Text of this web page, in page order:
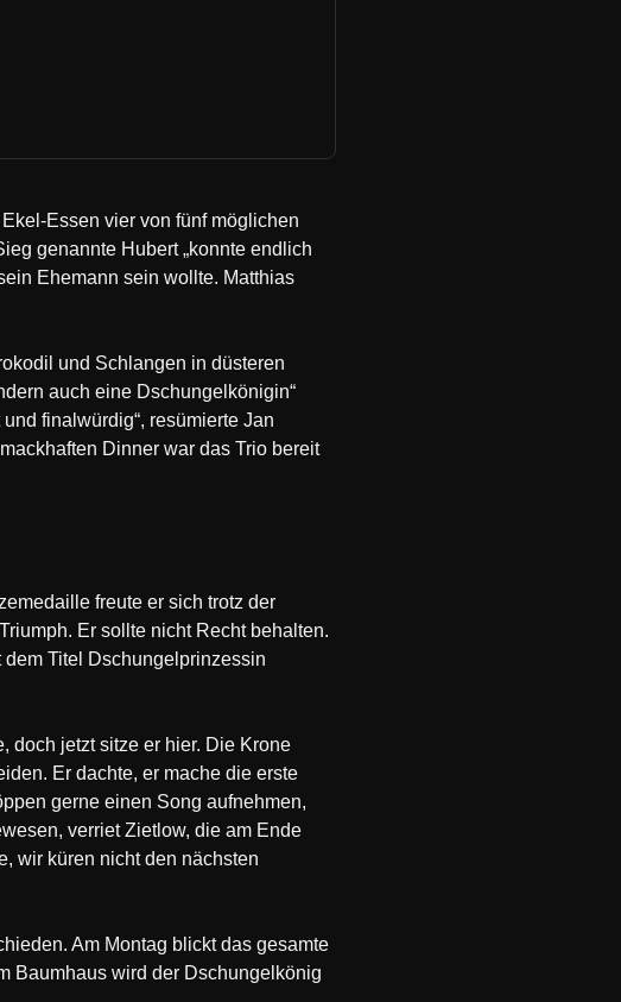
Essen vier von fünf möglichen
genannte Hubert „konnte endlich
Ehemann sein wollte. Matthias
und Schlangen in düsteren
auch eine Dschungelkönigin“
finalwürdig“, resümierte Jan
Dinner war das Trio bereit
freute er sich trotz der
Er sollte nicht Recht behalten.
Titel Dschungelprinzessin
doch jetzt sitze er hier. Die Krone
Er dachte, er mache die erste
gerne einen Song aufnehmen,
verriet Zietlow, die am Ende
wir küren nicht den nächsten
Am Montag blickt das gesamte
Baumhaus wird der Dschungelkönig